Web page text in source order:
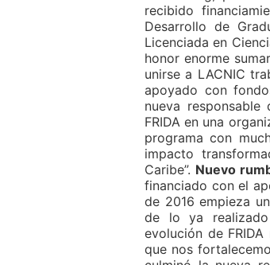
recibido
Desarrollo de
Licenciada en
honor enorme
unirse a LACNIC
apoyado con
nueva
FRIDA en una
programa con
impacto
Caribe”. Nuevo
financiado con el
de 2016 empieza
de lo ya realizado
evolución de
que nos